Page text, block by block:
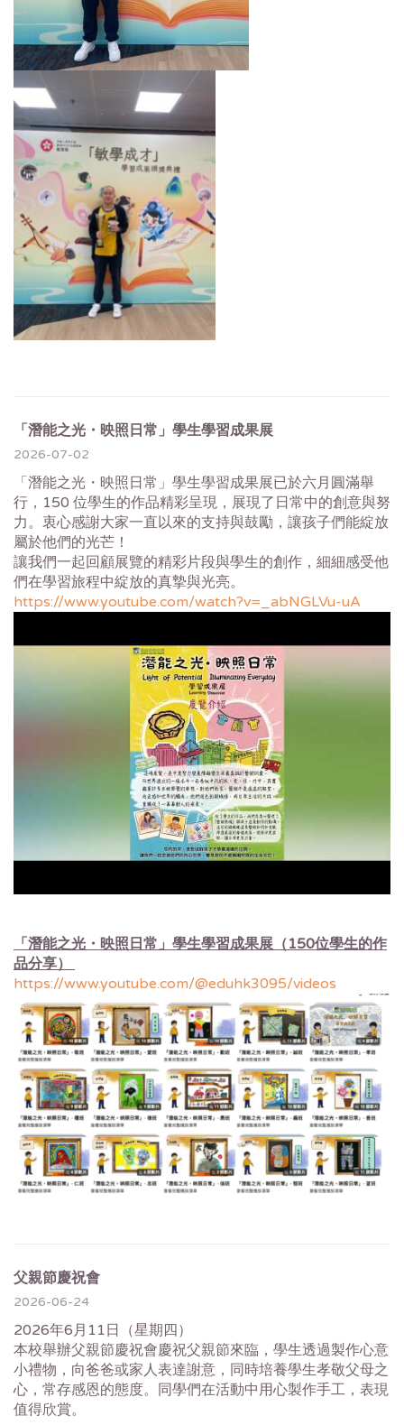
「潛能之光・映照日常」學生學習成果展
2026-07-02
「潛能之光・映照日常」學生學習成果展已於六月圓滿舉
行，150 位學生的作品精彩呈現，展現了日常中的創意與努
力。 衷心感謝大家一直以來的支持與鼓勵， 讓孩子們能綻放
屬於他們的光芒！
讓我們一起回顧展覽的精彩片段與學生的創作， 細細感受他
們在學習旅程中綻放的真摯與光亮。
https://www.youtube.com/watch?v=_abNGLVu-uA
「潛能之光・映照日常」學生學習成果展（150位學生的作
品分享）
https://www.youtube.com/@eduhk3095/videos
父親節慶祝會
2026-06-24
2026年6月11日（星期四）
本校舉辦父親節慶祝會慶祝父親節來臨，學生透過製作心意
小禮物，向爸爸或家人表達謝意，同時培養學生孝敬父母之
心，常存感恩的態度。同學們在活動中用心製作手工，表現
值得欣賞。